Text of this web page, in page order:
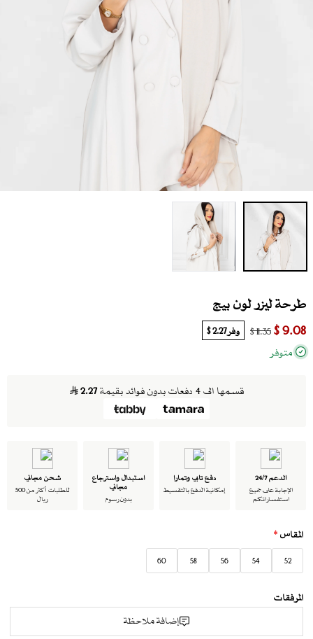
طرحة ليزر لون بيج
9.08 $
11.35 $ وفر2.27 $
متوفر
قسمها الى 4 دفعات بدون فوائد بقيمة 2.27
الدعم 24/7
الإجابة على جميع
استفساراتكم
دفع تابي وتمارا
إمكانية الدفع بالتقسيط
استبدال واسترجاع
مجاني
بدون رسوم
شحن مجاني
للطلبات أكثر من 500
ريال
المقاس*
52
54
56
58
60
المرفقات
إضافة ملاحظة